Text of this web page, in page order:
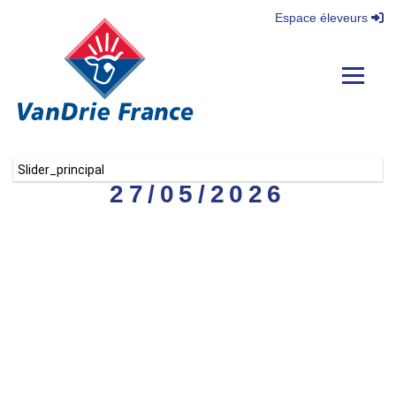
Espace éleveurs
Slider_principal
27/05/2026